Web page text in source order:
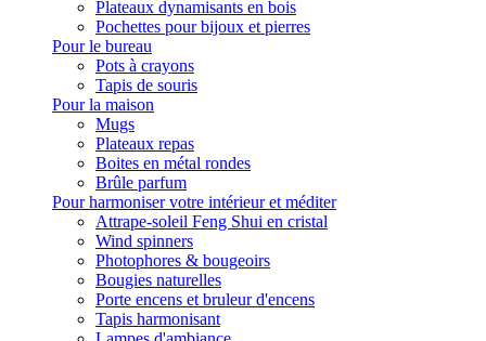
Plateaux dynamisants en bois
Pochettes pour bijoux et pierres
Pour le bureau
Pots à crayons
Tapis de souris
Pour la maison
Mugs
Plateaux repas
Boites en métal rondes
Brûle parfum
Pour harmoniser votre intérieur et méditer
Attrape-soleil Feng Shui en cristal
Wind spinners
Photophores & bougeoirs
Bougies naturelles
Porte encens et bruleur d'encens
Tapis harmonisant